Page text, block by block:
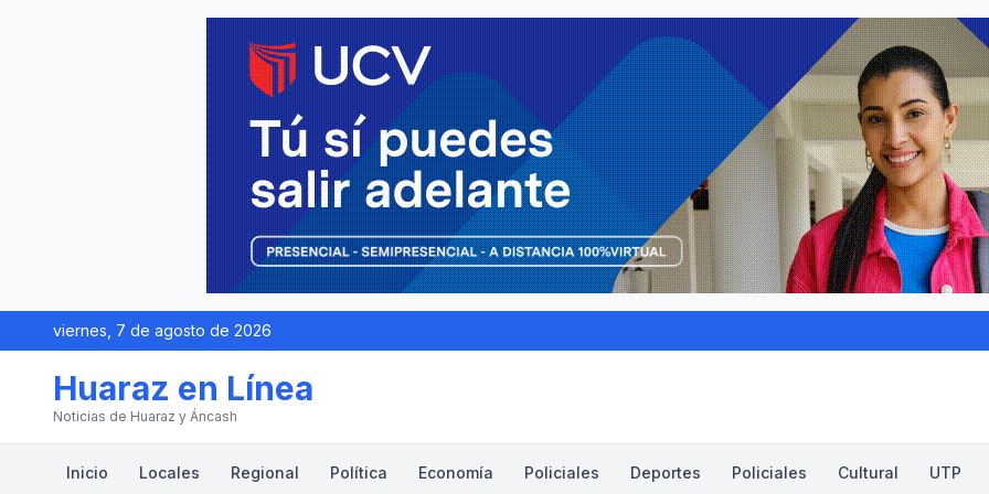
viernes, 7 de agosto de 2026
Huaraz en Línea
Noticias de Huaraz y Áncash
Inicio Locales Regional Política Economía Policiales Deportes Policiales Cultural UTP